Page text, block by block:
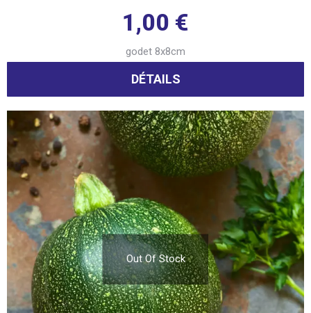
1,00 €
godet 8x8cm
DÉTAILS
Out Of Stock